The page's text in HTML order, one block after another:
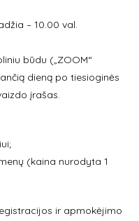
– 10.00 val.
būdu („ZOOM“
dieną po tiesioginės
įrašas.
(kaina nurodyta 1
ir apmokėjimo